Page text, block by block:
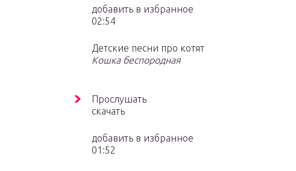
добавить в избранное
02:54
Детские песни про котят
Кошка беспородная
Прослушать
скачать
добавить в избранное
01:52